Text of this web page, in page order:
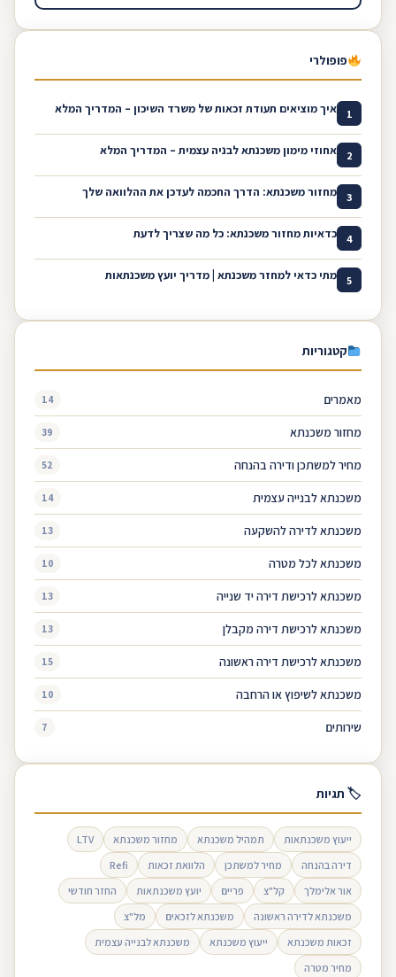
פופולרי
1 איך מוציאים תעודת זכאות של משרד השיכון – המדריך המלא
2 אחוזי מימון משכנתא לבניה עצמית – המדריך המלא
3 מחזור משכנתא: הדרך החכמה לעדכן את ההלוואה שלך
4 כדאיות מחזור משכנתא: כל מה שצריך לדעת
5 מתי כדאי למחזר משכנתא | מדריך יועץ משכנתאות
קטגוריות
מאמרים 14
מחזור משכנתא 39
מחיר למשתכן ודירה בהנחה 52
משכנתא לבנייה עצמית 14
משכנתא לדירה להשקעה 13
משכנתא לכל מטרה 10
משכנתא לרכישת דירה יד שנייה 13
משכנתא לרכישת דירה מקבלן 13
משכנתא לרכישת דירה ראשונה 15
משכנתא לשיפוץ או הרחבה 10
שירותים 7
🏷 תגיות
ייעוץ משכנתאות תמהיל משכנתא מחזור משכנתא
LTV
דירה בהנחה
מחיר למשתכן הלוואת זכאות
Refi
אור אלימלך
קל"צ פריים יועץ משכנתאות
החזר חודשי
משכנתא לדירה ראשונה
משכנתא לזכאים
מל"צ
זכאות משכנתא
ייעוץ משכנתא
משכנתא לבנייה עצמית
מחיר מטרה